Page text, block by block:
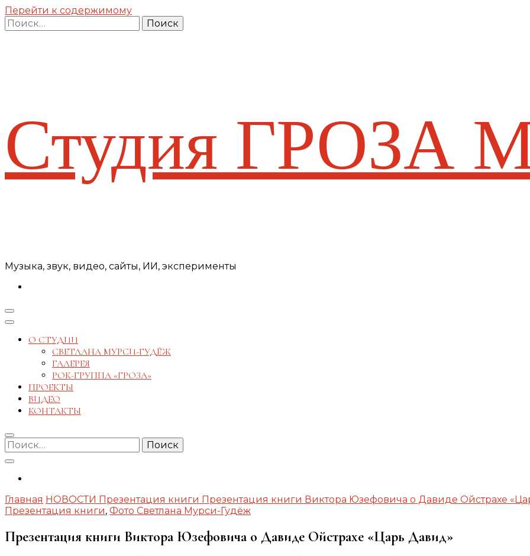
Перейти к содержимому
Найти:
Студия ГРОЗА
Музыка, звук, видео, сайты, ИИ, эксперименты
О СТУДИИ
СВЕТЛАНА МУРСИ-ГУДЁЖ
ГАЛЕРЕЯ
РОК-ГРУППА «ГРОЗА»
ПРОЕКТЫ
ВИДЕО
КОНТАКТЫ
Найти:
Главная НОВОСТИ Презентация книги Презентация книги Виктора Юзефовича о Давиде Ойстрахе
Презентация книги, Фото Светлана Мурси-Гудёж
Презентация книги Виктора Юзефовича о Давиде Ойстрахе «Царь Давид»